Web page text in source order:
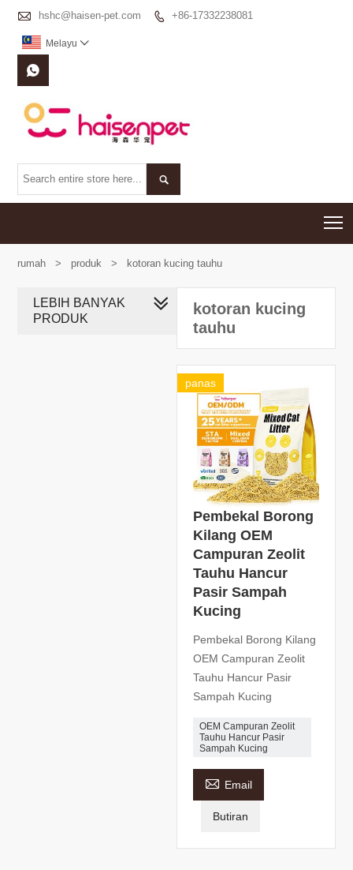
 hshc@haisen-pet.com  +86-17332238081
Melayu 


rumah > produk > kotoran kucing tauhu
kotoran kucing
tauhu
panas
Pembekal Borong
Kilang OEM
Campuran Zeolit ​​
Tauhu Hancur
Pasir Sampah
Kucing
Pembekal Borong Kilang
OEM Campuran Zeolit ​​
Tauhu Hancur Pasir
Sampah Kucing
OEM Campuran Zeolit ​​
Tauhu Hancur Pasir
Sampah Kucing
 Email
Butiran
LEBIH BANYAK
PRODUK